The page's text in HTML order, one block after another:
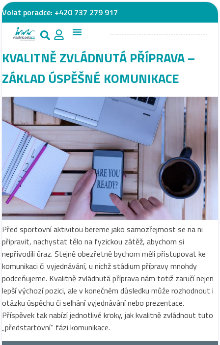
Volat poradce: +420 737 279 917
KVALITNĚ ZVLÁDNUTÁ PŘÍPRAVA –
ZÁKLAD ÚSPĚŠNÉ KOMUNIKACE
Před sportovní aktivitou bereme jako samozřejmost se na ni
připravit, nachystat tělo na fyzickou zátěž, abychom si
nepřivodili úraz. Stejně obezřetně bychom měli přistupovat ke
komunikaci či vyjednávání, u nichž stádium přípravy mnohdy
podceňujeme. Kvalitně zvládnutá příprava nám totiž zaručí nejen
lepší výchozí pozici, ale v konečném důsledku může rozhodnout i
otázku úspěchu či selhání vyjednávání nebo prezentace.
Příspěvek tak nabízí jednotlivé kroky, jak kvalitně zvládnout tuto
„předstartovní“ fázi komunikace.